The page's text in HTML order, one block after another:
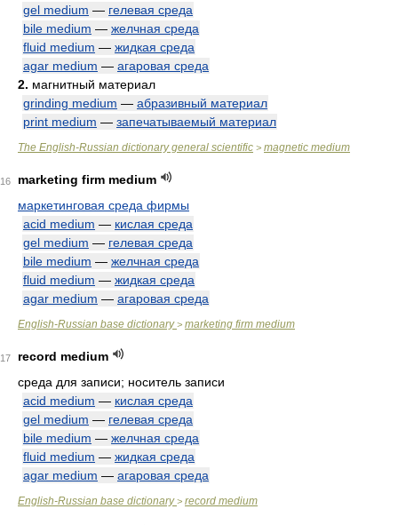
gel medium — гелевая среда
bile medium — желчная среда
fluid medium — жидкая среда
agar medium — агаровая среда
2. магнитный материал
grinding medium — абразивный материал
print medium — запечатываемый материал
The English-Russian dictionary general scientific > magnetic medium
16
marketing firm medium
маркетинговая среда фирмы
acid medium — кислая среда
gel medium — гелевая среда
bile medium — желчная среда
fluid medium — жидкая среда
agar medium — агаровая среда
English-Russian base dictionary> marketing firm medium
17
record medium
среда для записи; носитель записи
acid medium — кислая среда
gel medium — гелевая среда
bile medium — желчная среда
fluid medium — жидкая среда
agar medium — агаровая среда
English-Russian base dictionary> record medium